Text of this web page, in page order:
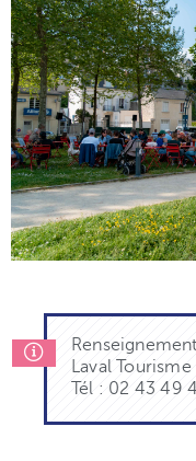
Laval Tourisme
Tél : 02 43 49